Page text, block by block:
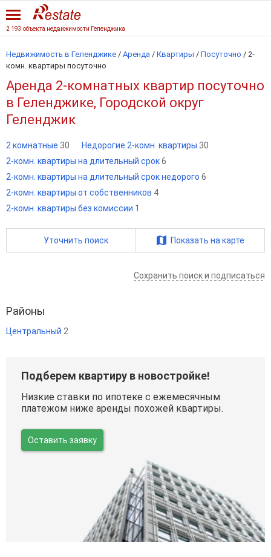
2 193 объекта недвижимости Геленджика
Недвижимость в Геленджике / Аренда / Квартиры / Посуточно / 2-
комн. квартиры посуточно
Аренда 2-комнатных квартир посуточно
в Геленджике, Городской округ
Геленджик
2 комнатные 30 Недорогие 2-комн. квартиры 30
2-комн. квартиры на длительный срок6
2-комн. квартиры на длительный срок недорого 6
2-комн. квартиры от собственников 4
2-комн. квартиры без комиссии 1
Уточнить поиск Показать на карте
Сохранить поиск и подписаться
Районы
Центральный 2
Подберем квартиру в новостройке!
Низкие ставки по ипотеке с ежемесячным
платежом ниже аренды похожей квартиры.
Оставить заявку